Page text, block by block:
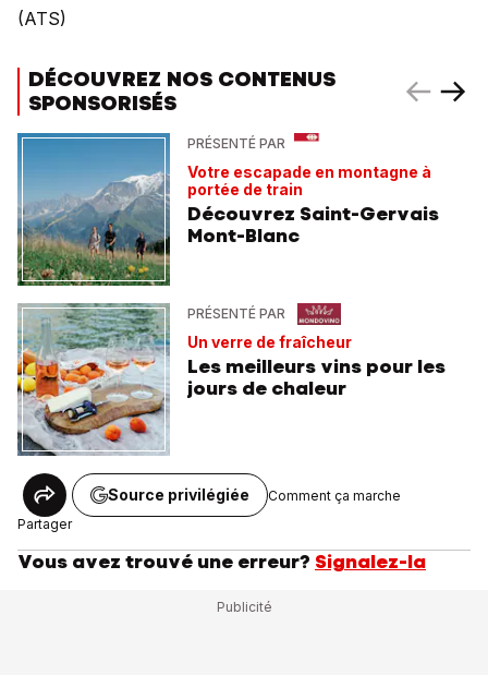
(ATS)
DÉCOUVREZ NOS CONTENUS
SPONSORISÉS
PRÉSENTÉ PAR
Votre escapade en montagne à
portée de train
Découvrez Saint-Gervais
Mont-Blanc
PRÉSENTÉ PAR
Un verre de fraîcheur
Les meilleurs vins pour les
jours de chaleur
Partager
Source privilégiée Comment ça marche
Vous avez trouvé une erreur? Signalez-la